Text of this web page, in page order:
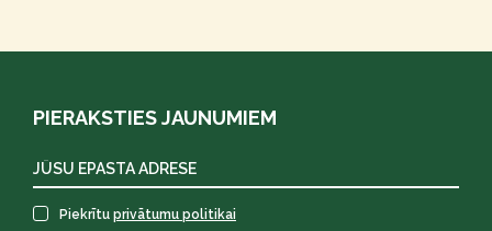
PIERAKSTIES JAUNUMIEM
Piekrītu privātumu politikai